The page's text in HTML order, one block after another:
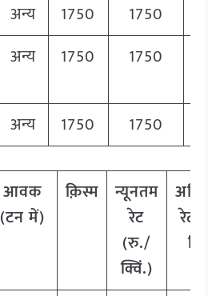
अन्य 1750 1750
अन्य 1750 1750
अन्य 1750 1750
आवक
(टन में)
क़िस्म
न्यूनतम
रेट
(रु./
क्विं.)
रेट